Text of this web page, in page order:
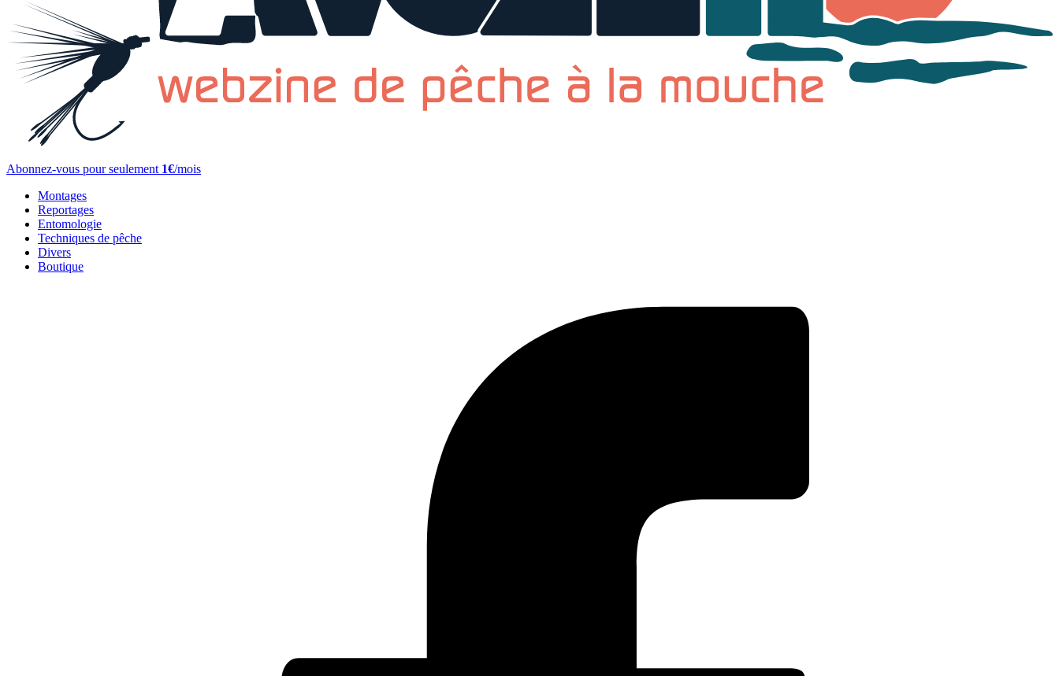
Abonnez-vous pour seulement 1€/mois
Montages
Reportages
Entomologie
Techniques de pêche
Divers
Boutique